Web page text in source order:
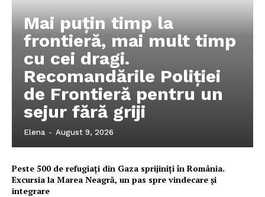
Mai puțin timp la
frontieră, mai mult timp
cu cei dragi.
Recomandările Poliției
de Frontieră pentru un
sejur fără griji
Elena - August 9, 2026
Peste 500 de refugiați din Gaza sprijiniți în România.
Excursia la Marea Neagră, un pas spre vindecare și
integrare